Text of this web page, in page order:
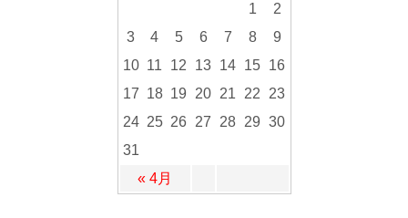
« 4月
1
2
3
4 5 6 7 8
9
10 11 12 13 14 15 16
17 18 19 20 21 22
23
24 25 26 27 28 29 30
31